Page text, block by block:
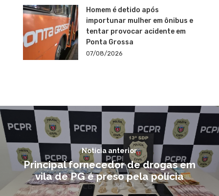
Homem é detido após
importunar mulher em ônibus e
tentar provocar acidente em
Ponta Grossa
07/08/2026
Notícia anterior
Principal fornecedor de drogas em
vila de PG é preso pela polícia